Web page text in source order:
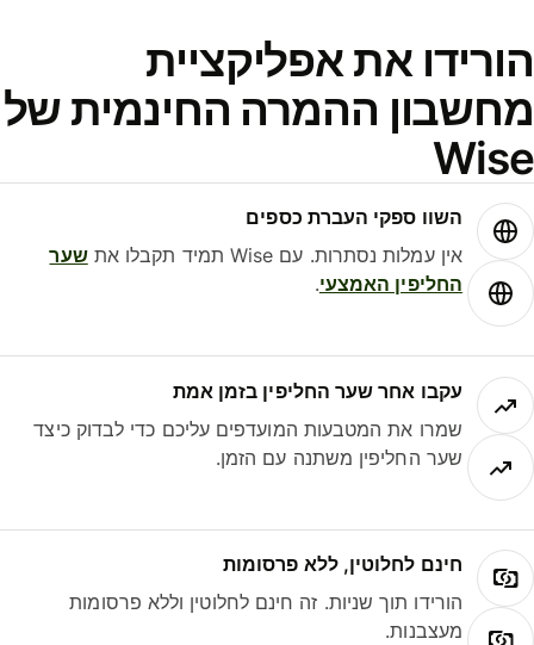
את אפליקציית
ההמרה החינמית של
השוו ספקי העברת כספים
אין עמלות נסתרות. עם Wise תמיד תקבלו את
שער
החליפין האמצעי.
עקבו אחר שער החליפין בזמן אמת
שמרו את המטבעות המועדפים עליכם כדי לבדוק כיצד
שער החליפין משתנה עם הזמן.
חינם לחלוטין, ללא פרסומות
הורידו תוך שניות. זה חינם לחלוטין וללא פרסומות
מעצבנות.